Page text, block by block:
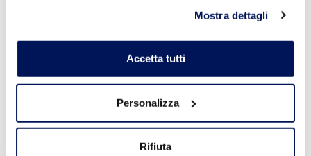
Mostra dettagli
Accetta tutti
Personalizza
Rifiuta
opaco
ottima adesione al
sottofondo